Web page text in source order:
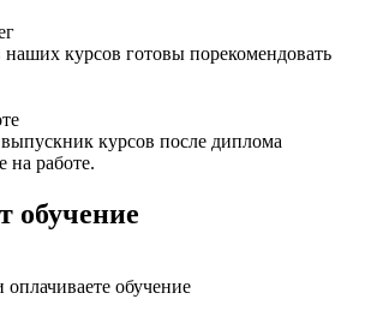
курсов готовы порекомендовать
курсов после диплома
работе.
обучение
обучение